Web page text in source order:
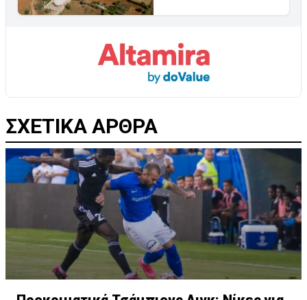
ΣΧΕΤΙΚΑ ΑΡΘΡΑ